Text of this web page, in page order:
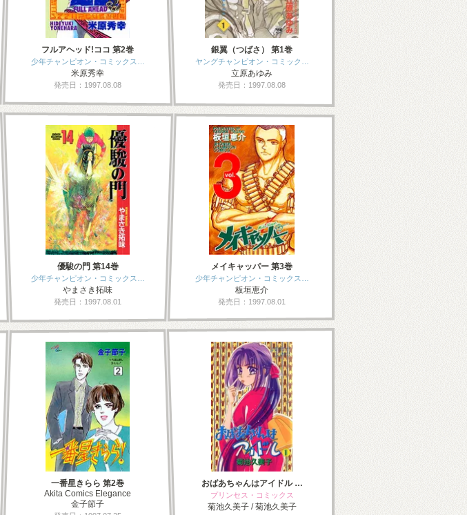
フルアヘッド!ココ 第2巻
少年チャンピオン・コミックス…
米原秀幸
発売日：1997.08.08
銀翼（つばさ） 第1巻
ヤングチャンピオン・コミック…
立原あゆみ
発売日：1997.08.08
優駿の門 第14巻
少年チャンピオン・コミックス…
やまさき拓味
発売日：1997.08.01
メイキャッパー 第3巻
少年チャンピオン・コミックス…
板垣恵介
発売日：1997.08.01
一番星きらら 第2巻
Akita Comics Elegance
金子節子
おばあちゃんはアイドル …
プリンセス・コミックス
菊池久美子 / 菊池久美子